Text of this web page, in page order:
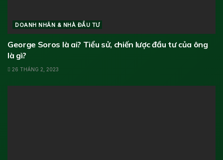
DOANH NHÂN & NHÀ ĐẦU TƯ
George Soros là ai? Tiểu sử, chiến lược đầu tư của ông
là gì?
26 THÁNG 2, 2023